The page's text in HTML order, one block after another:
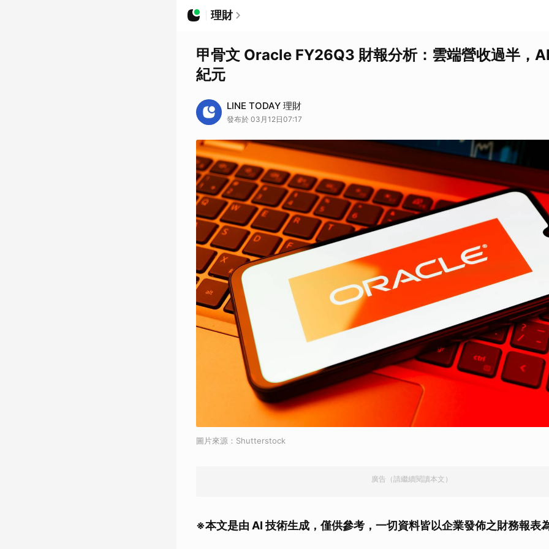
理財
甲骨文 Oracle FY26Q3 財報分析：雲端營收過半，
紀元
LINE TODAY 理財
發布於 03月12日07:17
圖片來源：Shutterstock
廣告（請繼續閱讀本文）
※本文是由 AI 技術生成，僅供參考，一切資料皆以企業發佈之財務報表